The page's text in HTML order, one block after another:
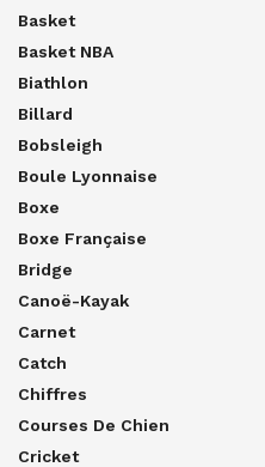
Basket
Basket NBA
Biathlon
Billard
Bobsleigh
Boule Lyonnaise
Boxe
Boxe Française
Bridge
Canoë-Kayak
Carnet
Catch
Chiffres
Courses De Chien
Cricket